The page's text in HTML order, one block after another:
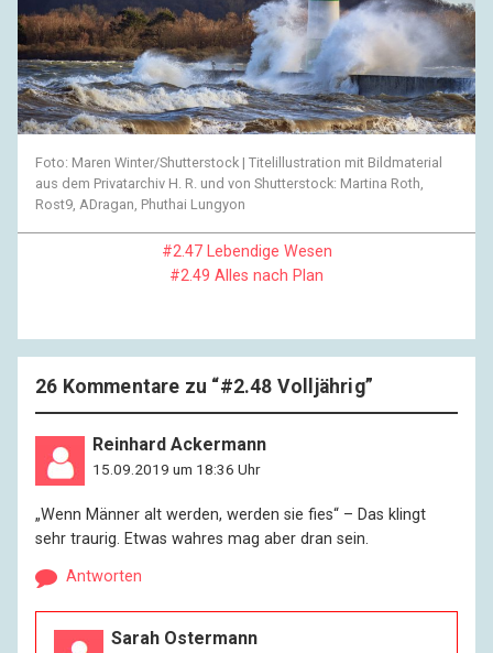
Foto: Maren Winter/Shutterstock | Titelillustration mit Bildmaterial
aus dem Privatarchiv H. R. und von Shutterstock: Martina Roth,
Rost9, ADragan, Phuthai Lungyon
#2.47 Lebendige Wesen
#2.49 Alles nach Plan
26 Kommentare zu “#2.48 Volljährig”
Reinhard Ackermann
15.09.2019 um 18:36 Uhr
„Wenn Männer alt werden, werden sie fies“ – Das klingt
sehr traurig. Etwas wahres mag aber dran sein.
Antworten
Sarah Ostermann